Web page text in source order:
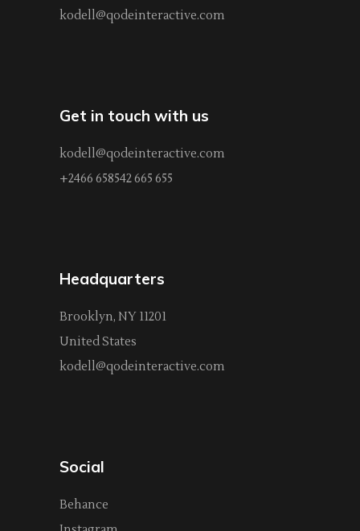
kodell@qodeinteractive.com
Get in touch with us
kodell@qodeinteractive.com
+2466 658542 665 655
Headquarters
Brooklyn, NY 11201
United States
kodell@qodeinteractive.com
Social
Behance